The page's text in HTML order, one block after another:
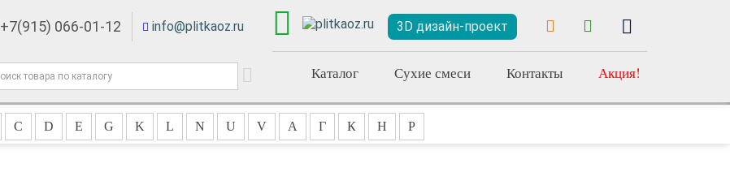
+7(915) 066-01-12 info@plitkaoz.ru 3D дизайн-проект
Каталог Сухие смеси Контакты Акция!
C D E G K L N U V А Г К Н Р